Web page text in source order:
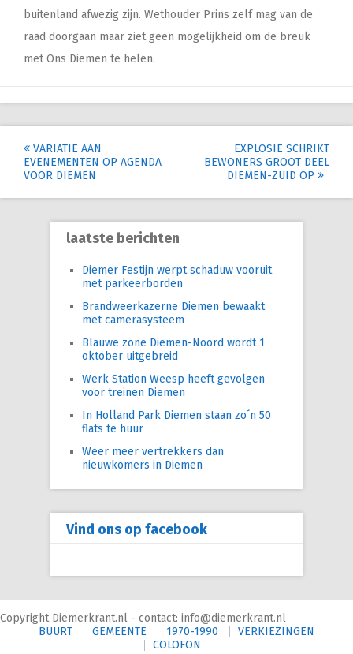
buitenland afwezig zijn. Wethouder Prins zelf mag van de
raad doorgaan maar ziet geen mogelijkheid om de breuk
met Ons Diemen te helen.
Post
navigation
VARIATIE AAN
EVENEMENTEN OP AGENDA
VOOR DIEMEN
EXPLOSIE SCHRIKT
BEWONERS GROOT DEEL
DIEMEN-ZUID OP
laatste berichten
Diemer Festijn werpt schaduw vooruit
met parkeerborden
Brandweerkazerne Diemen bewaakt
met camerasysteem
Blauwe zone Diemen-Noord wordt 1
oktober uitgebreid
Werk Station Weesp heeft gevolgen
voor treinen Diemen
In Holland Park Diemen staan zo´n 50
flats te huur
Weer meer vertrekkers dan
nieuwkomers in Diemen
Vind ons op facebook
Copyright Diemerkrant.nl - contact: info@diemerkrant.nl
BUURT
GEMEENTE 1970-1990
VERKIEZINGEN
COLOFON